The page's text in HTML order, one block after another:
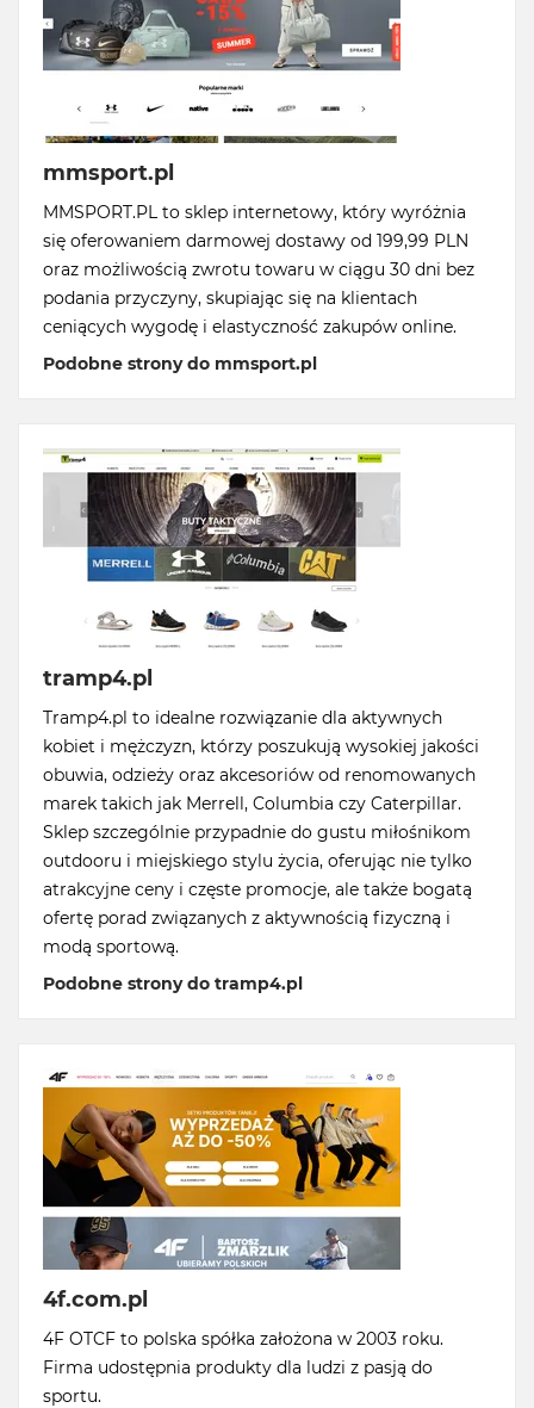
mmsport.pl
MMSPORT.PL to sklep internetowy, który wyróżnia
się oferowaniem darmowej dostawy od 199,99 PLN
oraz możliwością zwrotu towaru w ciągu 30 dni bez
podania przyczyny, skupiając się na klientach
ceniących wygodę i elastyczność zakupów online.
Podobne strony do mmsport.pl
tramp4.pl
Tramp4.pl to idealne rozwiązanie dla aktywnych
kobiet i mężczyzn, którzy poszukują wysokiej jakości
obuwia, odzieży oraz akcesoriów od renomowanych
marek takich jak Merrell, Columbia czy Caterpillar.
Sklep szczególnie przypadnie do gustu miłośnikom
outdooru i miejskiego stylu życia, oferując nie tylko
atrakcyjne ceny i częste promocje, ale także bogatą
ofertę porad związanych z aktywnością fizyczną i
modą sportową.
Podobne strony do tramp4.pl
4f.com.pl
4F OTCF to polska spółka założona w 2003 roku.
Firma udostępnia produkty dla ludzi z pasją do
sportu.